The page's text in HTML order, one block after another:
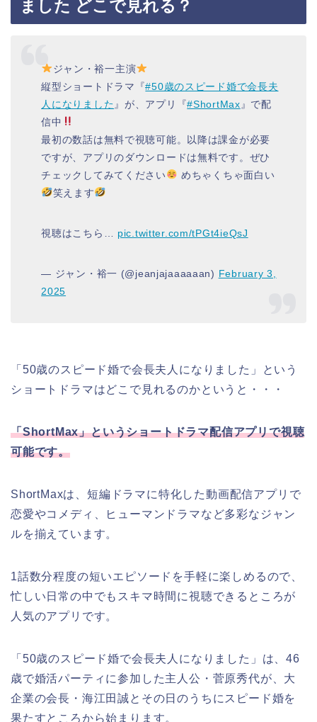
ました どこで見れる？
ジャン・裕一主演
縦型ショートドラマ『#50歳のスピード婚で会長夫
人になりました 』が、アプリ『#ShortMax 』で配
信中
最初の数話は無料で視聴可能。以降は課金が必要
ですが、アプリのダウンロードは無料です。ぜひ
チェックしてみてください
めちゃくちゃ面白い
笑えます
視聴はこちら… pic.twitter.com/tPGt4ieQsJ
— ジャン・裕一 (@jeanjajaaaaaan) February 3,
2025
「50歳のスピード婚で会長夫人になりました」という
ショートドラマはどこで見れるのかというと・・・
「ShortMax」というショートドラマ配信アプリで視聴
可能です。
ShortMaxは、短編ドラマに特化した動画配信アプリで
恋愛やコメディ、ヒューマンドラマなど多彩なジャン
ルを揃えています。
1話数分程度の短いエピソードを手軽に楽しめるので、
忙しい日常の中でもスキマ時間に視聴できるところが
人気のアプリです。
「50歳のスピード婚で会長夫人になりました」は、46
歳で婚活パーティに参加した主人公・菅原秀代が、大
企業の会長・海江田誠とその日のうちにスピード婚を
果たすところから始まります。